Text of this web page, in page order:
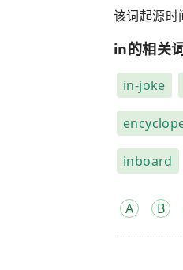
该词起源时
in的相关
in-joke
inboard
A B